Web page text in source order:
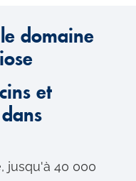
domaine
et
jusqu'à 40 000